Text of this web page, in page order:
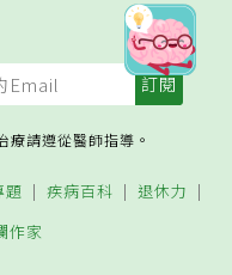
療請遵從醫師指導。
題 疾病百科
退休力
作家